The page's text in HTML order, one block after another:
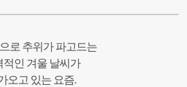
로 추위가 파고드는
적인 겨울 날씨가
오고 있는 요즘.